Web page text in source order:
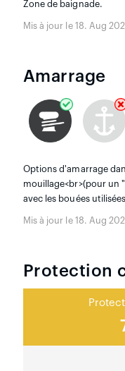
Zone de baignade.
Mis à jour le 18. Aug
Amarrage
Options d'amarrage
mouillage<br>(pour un
avec les bouées
Mis à jour le 18. Aug
Protection